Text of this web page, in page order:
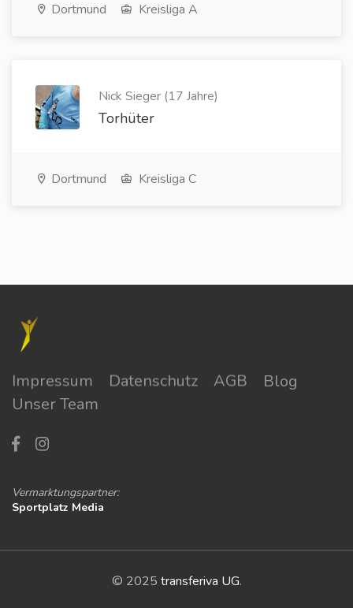
Dortmund Kreisliga A
Nick Sieger (17 Jahre)
Torhüter
Dortmund Kreisliga C
Impressum Datenschutz AGB
Blog
Unser Team
Vermarktungspartner:
Sportplatz Media
© 2025 transferiva UG.